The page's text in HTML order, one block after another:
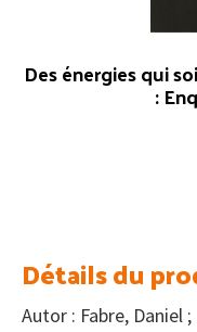
Des énergies qui
:
Détails du
Autor : Fabre, Daniel